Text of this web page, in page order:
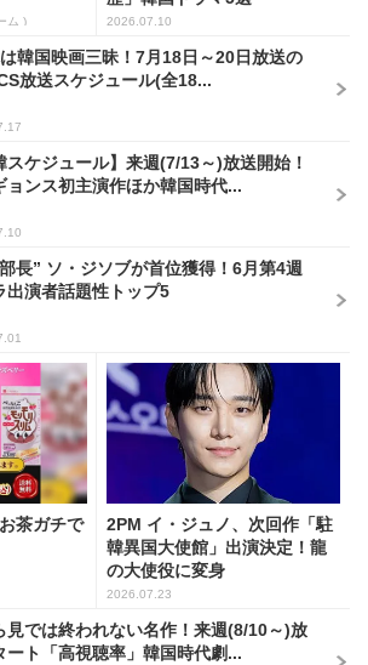
ム ) 2026.07.10
韓国映画三昧！7月18日～20日放送の
放送スケジュール(全18...
スケジュール】来週(7/13～)放送開始！
ョンス初主演作ほか韓国時代...
長” ソ・ジソブが首位獲得！6月第4週
出演者話題性トップ5
茶ガチで
2PM イ・ジュノ、次回作「駐
韓異国大使館」出演決定！龍
の大使役に変身
2026.07.23
見では終われない名作！来週(8/10～)放
ート「高視聴率」韓国時代劇...